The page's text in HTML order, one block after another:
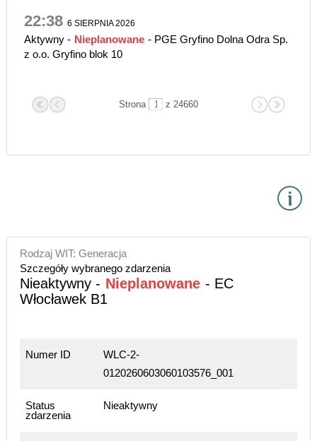
22:38 6 SIERPNIA 2026
Aktywny- Nieplanowane - PGE Gryfino Dolna Odra Sp.
z o.o. Gryfino blok 10
Strona z 24660
Rodzaj WIT: Generacja
Szczegóły wybranego zdarzenia
Nieaktywny - Nieplanowane - EC
Włocławek B1
Numer ID
WLC-2-
0120260603060103576_001
Status
zdarzenia
Nieaktywny